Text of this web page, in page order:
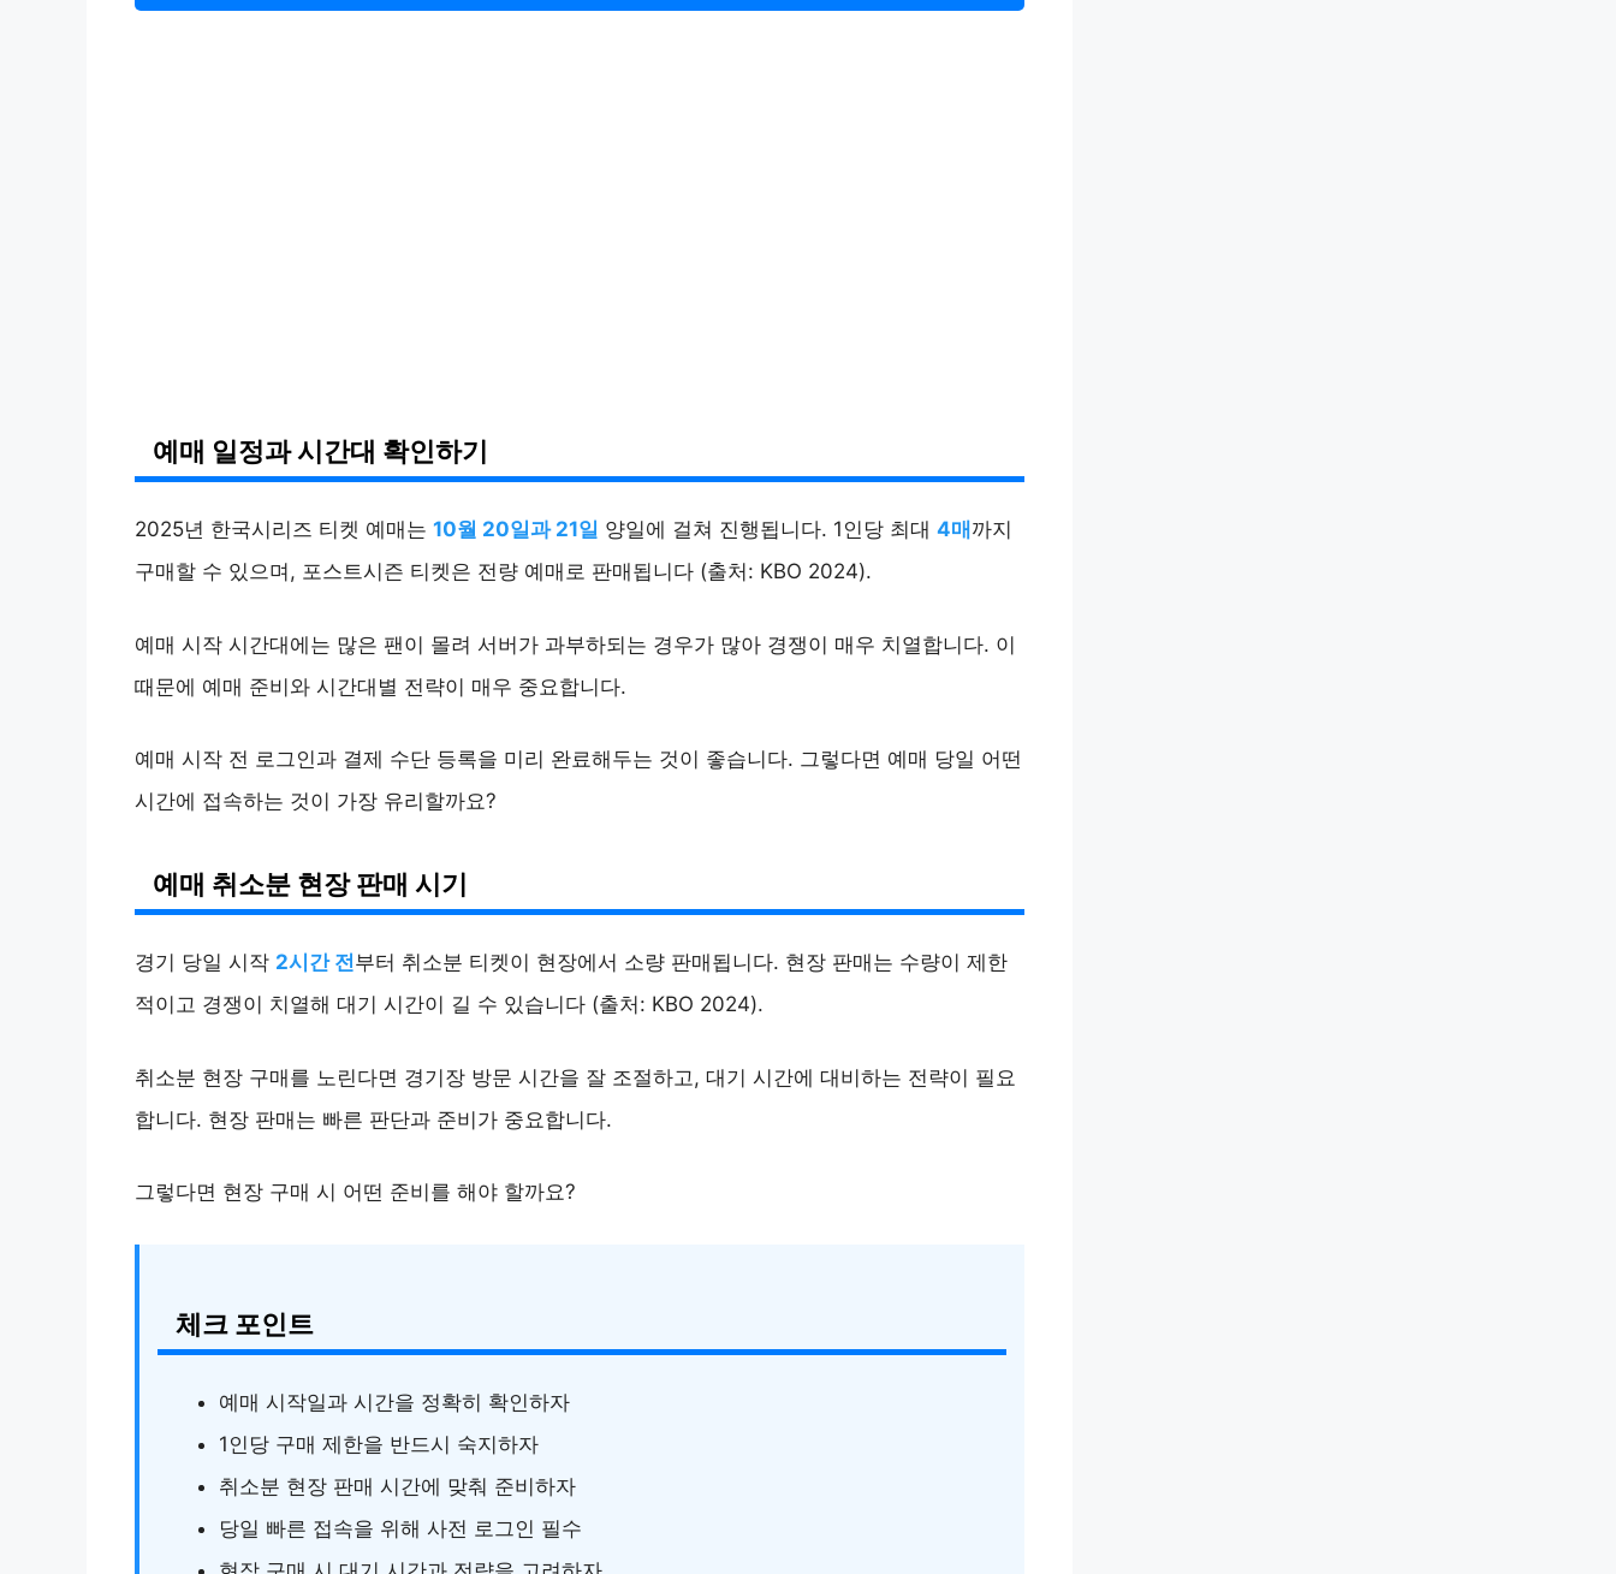
예매 일정과 시간대 확인하기
2025년 한국시리즈 티켓 예매는 10월 20일과 21일 양일에 걸쳐 진행됩니다. 1인당 최대 4매 까지
구매할 수 있으며, 포스트시즌 티켓은 전량 예매로 판매됩니다 (출처: KBO 2024).
예매 시작 시간대에는 많은 팬이 몰려 서버가 과부하되는 경우가 많아 경쟁이 매우 치열합니다. 이
때문에 예매 준비와 시간대별 전략이 매우 중요합니다.
예매 시작 전 로그인과 결제 수단 등록을 미리 완료해두는 것이 좋습니다. 그렇다면 예매 당일 어떤
시간에 접속하는 것이 가장 유리할까요?
예매 취소분 현장 판매 시기
경기 당일 시작 2시간 전부터 취소분 티켓이 현장에서 소량 판매됩니다. 현장 판매는 수량이 제한
적이고 경쟁이 치열해 대기 시간이 길 수 있습니다 (출처: KBO 2024).
취소분 현장 구매를 노린다면 경기장 방문 시간을 잘 조절하고, 대기 시간에 대비하는 전략이 필요
합니다. 현장 판매는 빠른 판단과 준비가 중요합니다.
그렇다면 현장 구매 시 어떤 준비를 해야 할까요?
체크 포인트
예매 시작일과 시간을 정확히 확인하자
1인당 구매 제한을 반드시 숙지하자
취소분 현장 판매 시간에 맞춰 준비하자
당일 빠른 접속을 위해 사전 로그인 필수